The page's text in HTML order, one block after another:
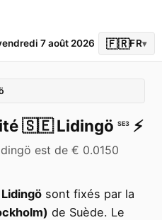
7 août 2026 🇫🇷FR▾
🇸🇪 Lidingö SE3 ⚡️
est de € 0.0150
Lidingö sont fixés par la
de Suède. Le